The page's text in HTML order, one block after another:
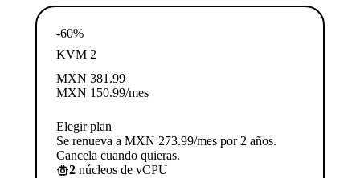
-60%
KVM 2
MXN 381.99
MXN 150.99/mes
Elegir plan
Se renueva a MXN 273.99/mes por 2 años.
Cancela cuando quieras.
2 núcleos de vCPU